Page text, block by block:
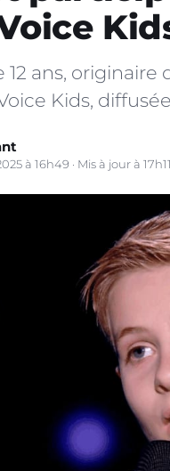
12 ans,
Kids,
à 16h49 · Mis à jour à 17h11